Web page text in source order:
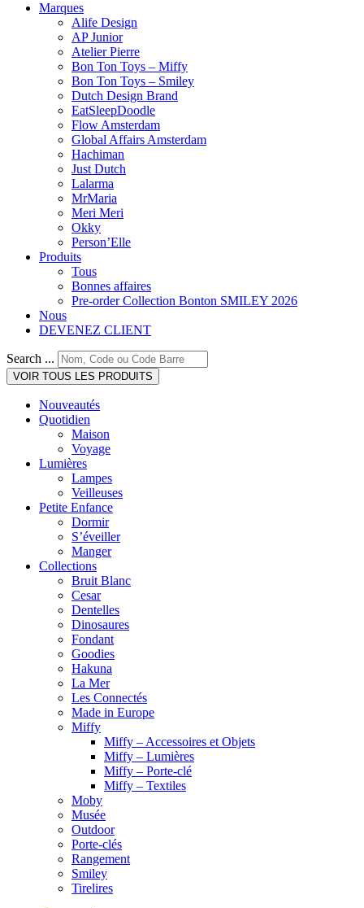
Marques
Alife Design
AP Junior
Atelier Pierre
Bon Ton Toys – Miffy
Bon Ton Toys – Smiley
Dutch Design Brand
EatSleepDoodle
Flow Amsterdam
Global Affairs Amsterdam
Hachiman
Just Dutch
Lalarma
MrMaria
Meri Meri
Okky
Person’Elle
Produits
Tous
Bonnes affaires
Pre-order Collection Bonton SMILEY 2026
Nous
DEVENEZ CLIENT
Search ...
VOIR TOUS LES PRODUITS
Nouveautés
Quotidien
Maison
Voyage
Lumières
Lampes
Veilleuses
Petite Enfance
Dormir
S’éveiller
Manger
Collections
Bruit Blanc
Cesar
Dentelles
Dinosaures
Fondant
Goodies
Hakuna
La Mer
Les Connectés
Made in Europe
Miffy
Miffy – Accessoires et Objets
Miffy – Lumières
Miffy – Porte-clé
Miffy – Textiles
Moby
Musée
Outdoor
Porte-clés
Rangement
Smiley
Tirelires